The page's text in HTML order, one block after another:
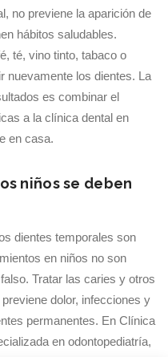
no previene la aparición de
hábitos saludables.
té, vino tinto, tabaco o
nuevamente los dientes. La
es combinar el
a la clínica dental en
en casa.
niños se deben
dientes temporales son
en niños no son
Tratar las caries y otros
dolor, infecciones y
permanentes. En Clínica
en odontopediatría,